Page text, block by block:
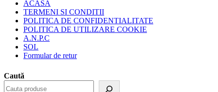
ACASA
TERMENI SI CONDITII
POLITICA DE CONFIDENTIALITATE
POLITICA DE UTILIZARE COOKIE
A.N.P.C
SOL
Formular de retur
Caută